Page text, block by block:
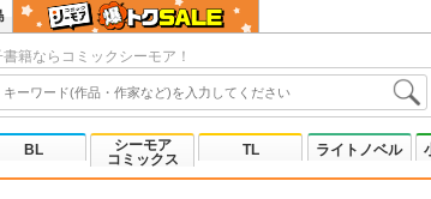
籍ならコミックシーモア！
BL
シーモア
コミックス
TL ライトノベル